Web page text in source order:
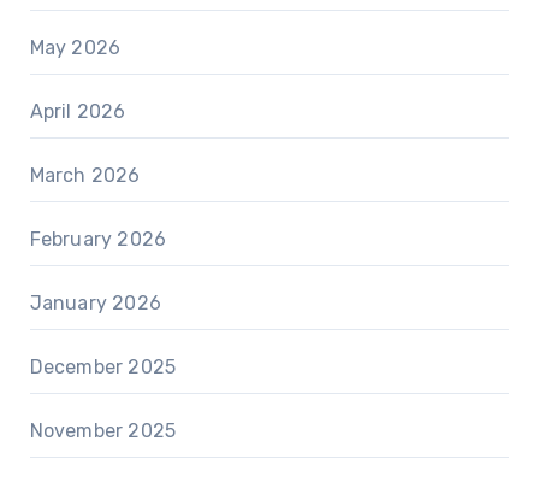
May 2026
April 2026
March 2026
February 2026
January 2026
December 2025
November 2025